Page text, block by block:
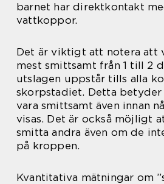
barnet har direktkontakt
vattkoppor.
Det är viktigt att notera att
mest smittsamt från 1 till 2
utslagen uppstår tills alla
skorpstadiet. Detta betyder
vara smittsamt även innan
visas. Det är också möjligt
smitta andra även om de
på kroppen.
Kvantitativa mätningar om